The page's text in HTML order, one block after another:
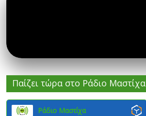
Παίζει τώρα στο Ράδιο Μαστίχα
Ράδιο Μαστίχα